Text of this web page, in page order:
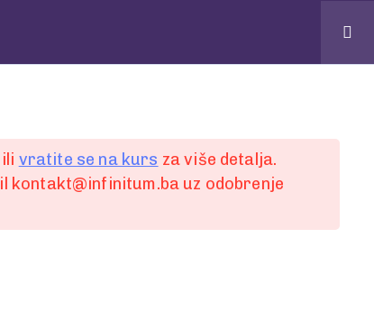
ili vratite se na kurs za više detalja.
kontakt@infinitum.ba uz odobrenje